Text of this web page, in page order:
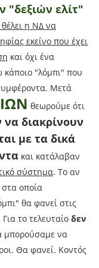
"δεξιών ελίτ"
η ΝΔ να
εκείνο που έχει
και όχι ένα
κάποιο "λόμπι" που
Μετά
θεωρούμε ότι
διακρίνουν
με τα δικά
και κατάλαβαν
σύστημα. Το αν
οποία
θα φανεί στις
το τελευταίο δεν
μπορούσαμε να
Θα φανεί. Κοντός